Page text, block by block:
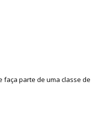
parte de uma classe de